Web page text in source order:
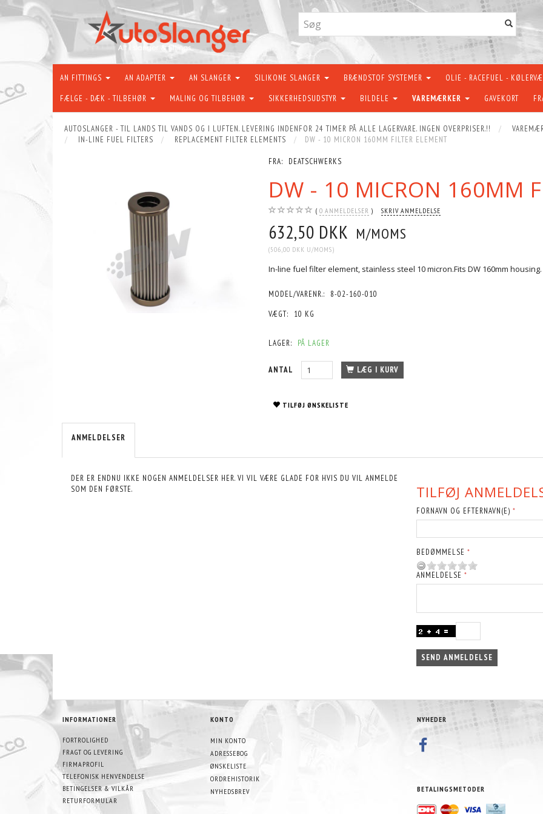
AN FITTINGS AN ADAPTER AN SLANGER SILIKONE SLANGER BRÆNDSTOF SYSTEMER OLIE - RACEFUEL -
FÆLGE - DÆK - TILBEHØR MALING OG TILBEHØR SIKKERHEDSUDSTYR BILDELE VAREMÆRKER GAVEKORT
AUTOSLANGER - TIL LANDS TIL VANDS OG I LUFTEN. LEVERING INDENFOR 24 TIMER PÅ ALLE LAGERVARE. INGEN OVERPRISER.!!
IN-LINE FUEL FILTERS
REPLACEMENT FILTER ELEMENTS DW - 10 MICRON 160MM FILTER ELEMENT
FRA: DEATSCHWERKS
DW - 10 MICRON 160MM
0 ANMELDELSER SKRIV ANMELDELSE
632,50 DKK M/MOMS
(506,00 DKK U/MOMS)
In-line fuel filter element, stainless steel 10 micron.Fits DW 160mm
MODEL/VARENR.:
8-02-160-010
VÆGT:
10 KG
LAGER: PÅ LAGER
ANTAL LÆG I KURV
TILFØJ ØNSKELISTE
ANMELDELSER
DER ER ENDNU IKKE NOGEN ANMELDELSER HER. VI VIL VÆRE GLADE FOR HVIS DU VIL ANMELDE
SOM DEN FØRSTE.
TILFØJ
FORNAVN OG EFTERNAVN(E)
BEDØMMELSE
ANMELDELSE
SEND ANMELDELSE
INFORMATIONER
FORTROLIGHED
FRAGT OG LEVERING
FIRMAPROFIL
TELEFONISK HENVENDELSE
BETINGELSER & VILKÅR
RETURFORMULAR
KONTO
MIN KONTO
ADRESSEBOG
ØNSKELISTE
ORDREHISTORIK
NYHEDSBREV
NYHEDER
BETALINGSMETODER